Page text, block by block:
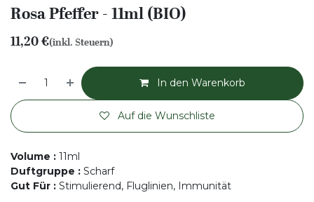
Rosa Pfeffer - 11ml (BIO)
11,20€(inkl. Steuern)
In den Warenkorb
Auf die Wunschliste
Volume : 11ml
Duftgruppe : Scharf
Gut Für : Stimulierend, Fluglinien, Immunität